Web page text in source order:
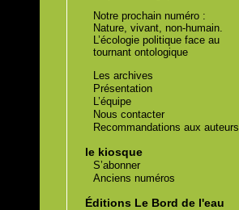
Notre prochain numéro :
Nature, vivant, non-humain.
L’écologie politique face au
tournant ontologique
Les archives
Présentation
L’équipe
Nous contacter
Recommandations aux auteurs
le kiosque
S’abonner
Anciens numéros
Éditions Le Bord de l'eau